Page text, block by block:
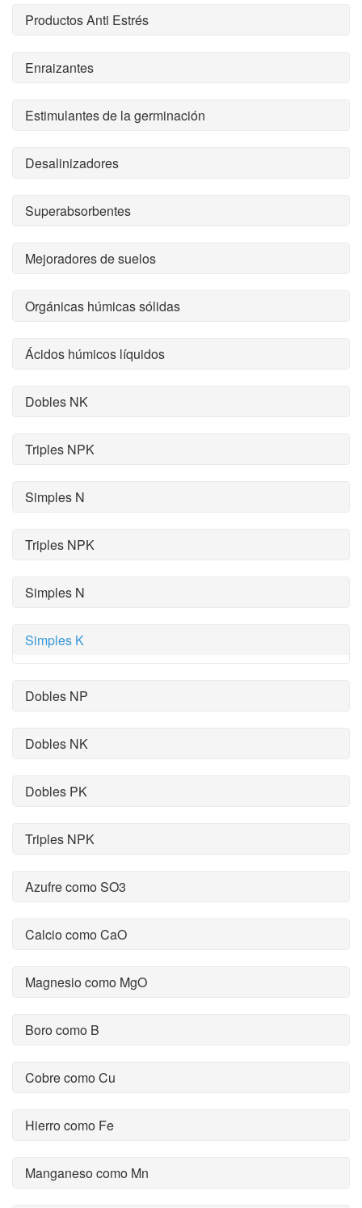
Productos Anti Estrés
Enraizantes
Estimulantes de la germinación
Desalinizadores
Superabsorbentes
Mejoradores de suelos
Orgánicas húmicas sólidas
Ácidos húmicos líquidos
Dobles NK
Triples NPK
Simples N
Triples NPK
Simples N
Simples K
Dobles NP
Dobles NK
Dobles PK
Triples NPK
Azufre como SO3
Calcio como CaO
Magnesio como MgO
Boro como B
Cobre como Cu
Hierro como Fe
Manganeso como Mn